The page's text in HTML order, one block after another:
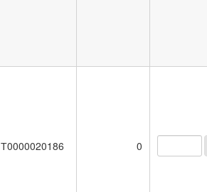
Т0000020186 0